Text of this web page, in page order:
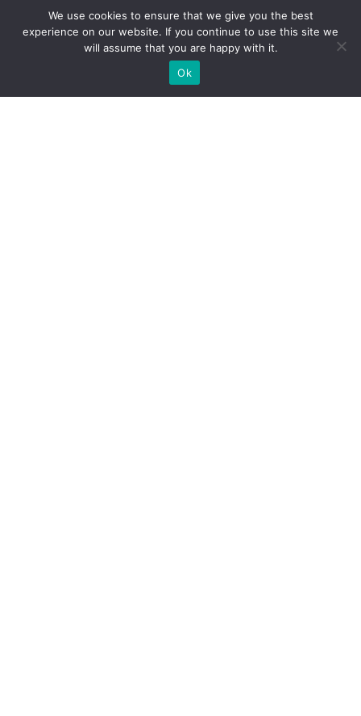
🙏กิจกรรมอบรมเจริญสติภาวนา ปี
We use cookies to ensure that we give you the best
experience on our website. If you continue to use this site we
will assume that you are happy with it.
Ok